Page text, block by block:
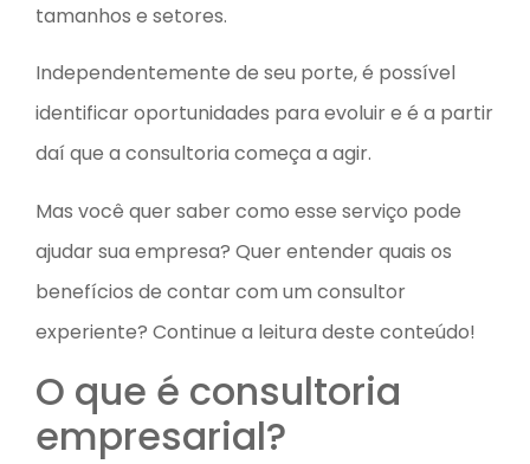
tamanhos e setores.
Independentemente de seu porte, é possível
identificar oportunidades para evoluir e é a partir
daí que a consultoria começa a agir.
Mas você quer saber como esse serviço pode
ajudar sua empresa? Quer entender quais os
benefícios de contar com um consultor
experiente? Continue a leitura deste conteúdo!
O que é consultoria
empresarial?